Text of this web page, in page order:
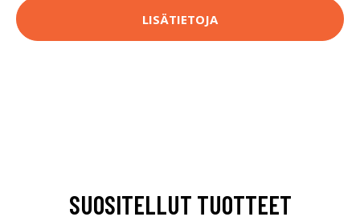
LISÄTIETOJA
SUOSITELLUT TUOTTEET